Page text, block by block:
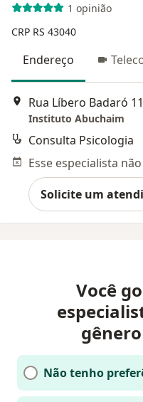
1 opinião
CRP RS 43040
Endereço
Rua Líbero Badaró
Instituto Abuchaim
Consulta Psicologia
Solicite um
Você
Não tenho